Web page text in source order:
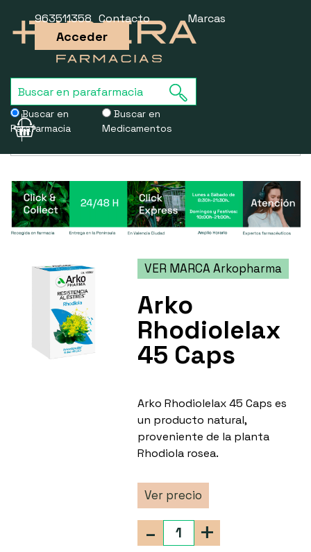
Buscar en
Parafarmacia
Buscar en
Medicamentos
963511358 Contacto Marcas
Acceder
Usamos cookies para mejorar la experiencia de la web. Si sigues
VER MARCA Arkopharma
Arko
Rhodiolelax
45 Caps
Arko Rhodiolelax 45 Caps es
un producto natural,
proveniente de la planta
Rhodiola rosea.
Ver precio
+
-